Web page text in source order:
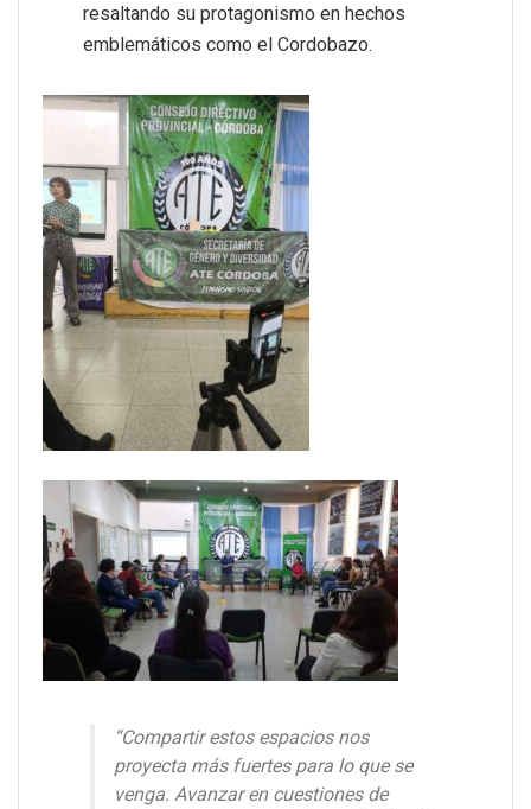
resaltando su protagonismo en hechos
emblemáticos como el Cordobazo.
“Compartir estos espacios nos
proyecta más fuertes para lo que se
venga. Avanzar en cuestiones de